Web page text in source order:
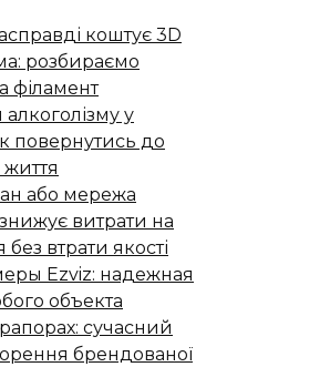
коштує 3D
розбираємо
філамент
у
повернутись до
життя
або мережа
витрати на
втрати якості
Ezviz: надежная
объекта
сучасний
брендованої